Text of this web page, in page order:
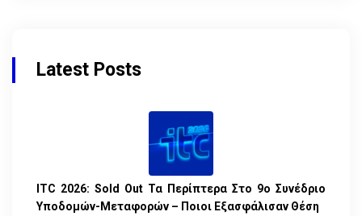
Latest Posts
ITC 2026: Sold Out Τα Περίπτερα Στο 9ο Συνέδριο
Υποδομών-Μεταφορών – Ποιοι Εξασφάλισαν Θέση